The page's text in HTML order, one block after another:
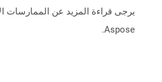
يرجى قراءة المزيد عن الممارسات
Aspose.